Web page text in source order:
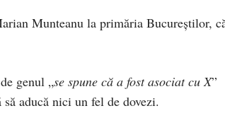
Munteanu la primăria Bucureștilor,
genul „se spune că a fost asociat cu X”
să aducă nici un fel de dovezi.